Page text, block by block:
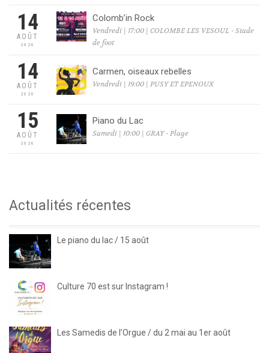
14
AOÛT
2026
Colomb’in Rock
Vendredi | 17:00 | COLOMBE LES VESOUL - Stade
de foot
14
AOÛT
2026
Carmen, oiseaux rebelles
Vendredi | 19:00 | PUSY ET EPENOUX
15
AOÛT
2026
Piano du Lac
Samedi | 10:00 | GRAY - Plage
Actualités récentes
Le piano du lac / 15 août
Culture 70 est sur Instagram !
Les Samedis de l’Orgue / du 2 mai au 1er août